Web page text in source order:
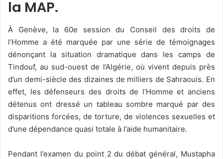
la MAP.
À Genève, la 60e session du Conseil des droits de
l’Homme a été marquée par une série de témoignages
dénonçant la situation dramatique dans les camps de
Tindouf, au sud-ouest de l’Algérie, où vivent depuis près
d’un demi-siècle des dizaines de milliers de Sahraouis. En
effet, les défenseurs des droits de l’Homme et anciens
détenus ont dressé un tableau sombre marqué par des
disparitions forcées, de torture, de violences sexuelles et
d’une dépendance quasi totale à l’aide humanitaire.
Pendant l’examen du point 2 du débat général, Mustapha